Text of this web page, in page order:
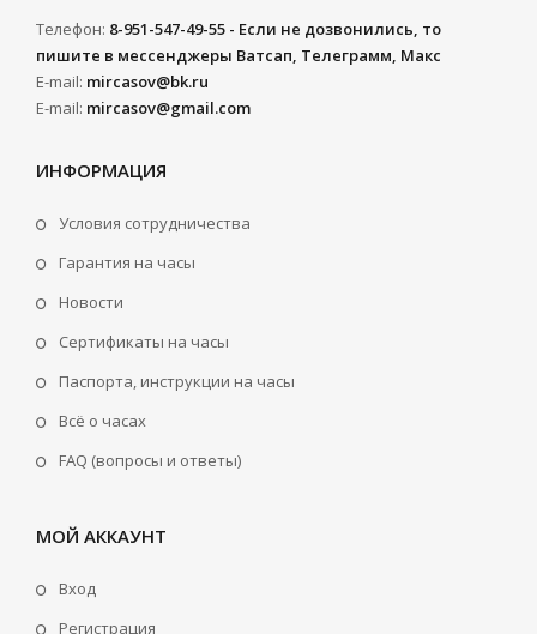
Телефон: 8-951-547-49-55 - Если не дозвонились, то
пишите в мессенджеры Ватсап, Телеграмм, Макс
E-mail: mircasov@bk.ru
E-mail: mircasov@gmail.com
ИНФОРМАЦИЯ
Условия сотрудничества
Гарантия на часы
Новости
Сертификаты на часы
Паспорта, инструкции на часы
Всё о часах
FAQ (вопросы и ответы)
МОЙ АККАУНТ
Вход
Регистрация